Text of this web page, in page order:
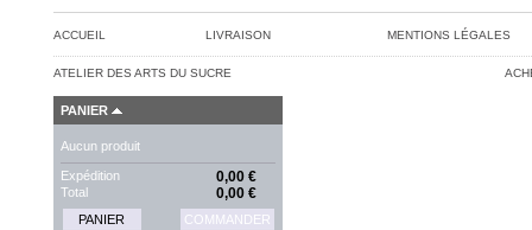
ACCUEIL LIVRAISON MENTIONS LÉGALES
ATELIER DES ARTS DU SUCRE
PANIER
Aucun produit
Expédition 0,00 €
Total 0,00 €
PANIER COMMANDER